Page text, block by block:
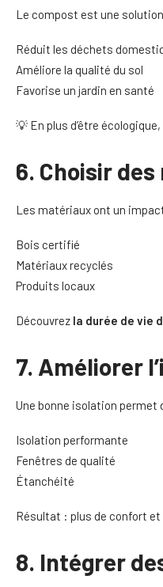
Le compost est une
Réduit les déchets
Améliore la qualité du sol
Favorise un jardin en santé
💡 En plus d’être
6. Choisir
Les matériaux ont un
Bois certifié
Matériaux recyclés
Produits locaux
Découvrez la durée de vie
7. Améliorer
Une bonne isolation
Isolation performante
Fenêtres de qualité
Étanchéité
Résultat : plus de confort et
8. Intégrer